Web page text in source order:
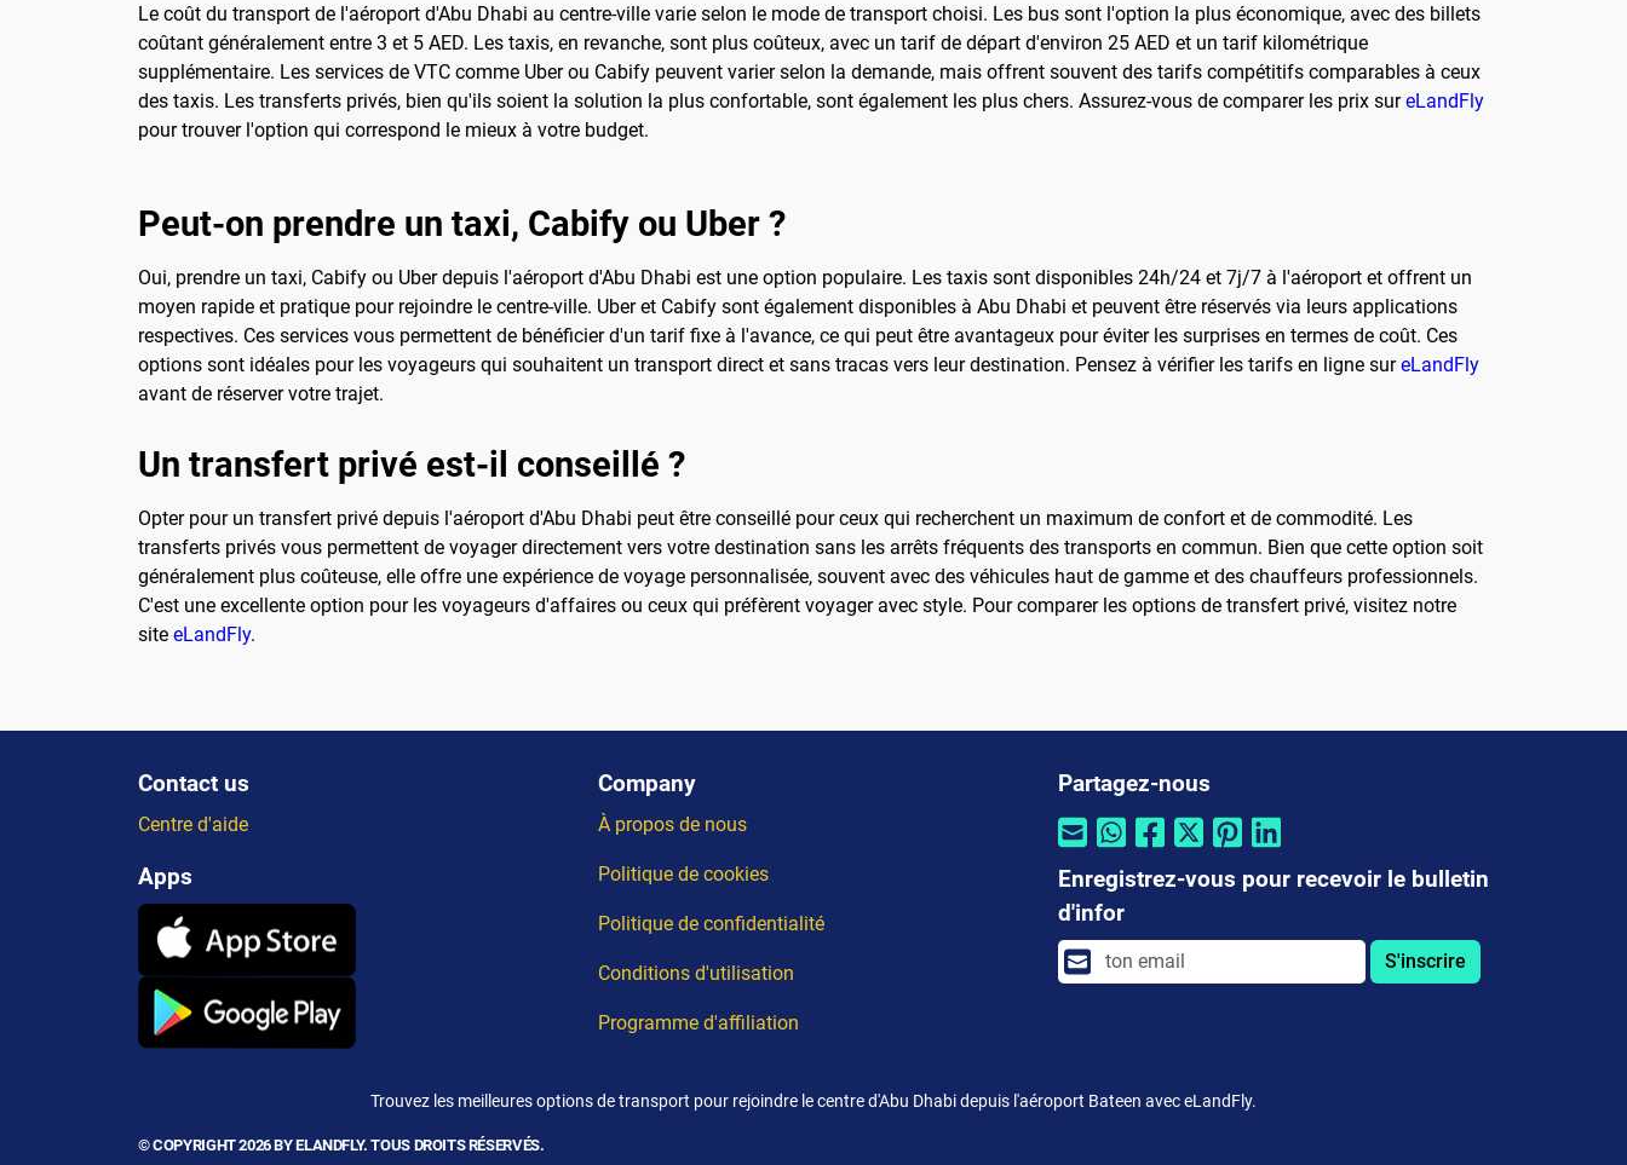
Le coût du transport de l'aéroport d'Abu Dhabi au centre-ville varie selon le mode de transport choisi. Les bus sont l'option la plus économique, avec des billets
coûtant généralement entre 3 et 5 AED. Les taxis, en revanche, sont plus coûteux, avec un tarif de départ d'environ 25 AED et un tarif kilométrique
supplémentaire. Les services de VTC comme Uber ou Cabify peuvent varier selon la demande, mais offrent souvent des tarifs compétitifs comparables à ceux
des taxis. Les transferts privés, bien qu'ils soient la solution la plus confortable, sont également les plus chers. Assurez-vous de comparer les prix sureLandFly
pour trouver l'option qui correspond le mieux à votre budget.
Peut-on prendre un taxi, Cabify ou Uber ?
Oui, prendre un taxi, Cabify ou Uber depuis l'aéroport d'Abu Dhabi est une option populaire. Les taxis sont disponibles 24h/24 et 7j/7 à l'aéroport et offrent un
moyen rapide et pratique pour rejoindre le centre-ville. Uber et Cabify sont également disponibles à Abu Dhabi et peuvent être réservés via leurs applications
respectives. Ces services vous permettent de bénéficier d'un tarif fixe à l'avance, ce qui peut être avantageux pour éviter les surprises en termes de coût. Ces
options sont idéales pour les voyageurs qui souhaitent un transport direct et sans tracas vers leur destination. Pensez à vérifier les tarifs en ligne sureLandFly
avant de réserver votre trajet.
Un transfert privé est-il conseillé ?
Opter pour un transfert privé depuis l'aéroport d'Abu Dhabi peut être conseillé pour ceux qui recherchent un maximum de confort et de commodité. Les
transferts privés vous permettent de voyager directement vers votre destination sans les arrêts fréquents des transports en commun. Bien que cette option soit
généralement plus coûteuse, elle offre une expérience de voyage personnalisée, souvent avec des véhicules haut de gamme et des chauffeurs professionnels.
C'est une excellente option pour les voyageurs d'affaires ou ceux qui préfèrent voyager avec style. Pour comparer les options de transfert privé, visitez notre
site eLandFly.
Contact us
Centre d'aide
Apps
Company
À propos de nous
Politique de cookies
Politique de confidentialité
Conditions d'utilisation
Programme d'affiliation
Partagez-nous
Enregistrez-vous pour recevoir le bulletin
d'infor
S'inscrire
Trouvez les meilleures options de transport pour rejoindre le centre d'Abu Dhabi depuis l'aéroport Bateen avec eLandFly.
© COPYRIGHT 2026 BY ELANDFLY. TOUS DROITS RÉSERVÉS.